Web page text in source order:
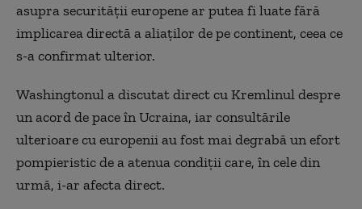
asupra securităţii europene ar putea fi luate fără
implicarea directă a aliaţilor de pe continent, ceea ce
s-a confirmat ulterior.
Washingtonul a discutat direct cu Kremlinul despre
un acord de pace în Ucraina, iar consultările
ulterioare cu europenii au fost mai degrabă un efort
pompieristic de a atenua condiţii care, în cele din
urmă, i-ar afecta direct.